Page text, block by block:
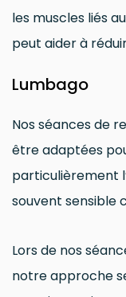
les muscles liés
peut aider à
Lumbago
Nos séances de
être adaptées
particulièrement
souvent sensible
Lors de nos
notre approche